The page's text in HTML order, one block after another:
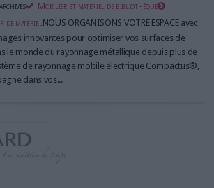
Mobilier et matériel de bibliothèque
de matérielNOUS ORGANISONS VOTRE ESPACE avec
innovantes pour optimiser vos surfaces de
le monde du rayonnage métallique depuis plus de
de rayonnage mobile électrique Compactus®,
dans vos...